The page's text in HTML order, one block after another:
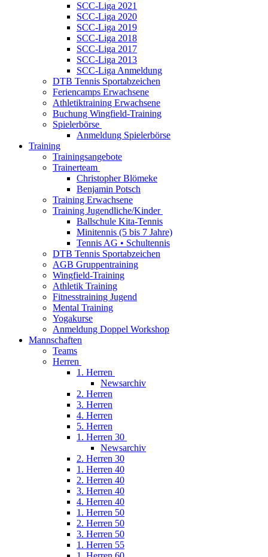
SCC-Liga 2021
SCC-Liga 2020
SCC-Liga 2019
SCC-Liga 2018
SCC-Liga 2017
SCC-Liga 2013
SCC-Liga Anmeldung
DTB Tennis Sportabzeichen
Feriencamps Erwachsene
Athletiktraining Erwachsene
Buchung Wingfield-Training
Spielerbörse
Anmeldung Spielerbörse
Training
Trainingsangebote
Trainerteam
Christopher Blömeke
Benjamin Potsch
Training Erwachsene
Training Jugendliche/Kinder
Ballschule Kita-Tennis
Minitennis (5 bis 7 Jahre)
Tennis AG • Schultennis
DTB Tennis Sportabzeichen
AGB Gruppentraining
Wingfield-Training
Athletik Training
Fitnesstraining Jugend
Mental Training
Yogakurse
Anmeldung Doppel Workshop
Mannschaften
Teams
Herren
1. Herren
Newsarchiv
2. Herren
3. Herren
4. Herren
5. Herren
1. Herren 30
Newsarchiv
2. Herren 30
1. Herren 40
2. Herren 40
3. Herren 40
4. Herren 40
1. Herren 50
2. Herren 50
3. Herren 50
1. Herren 55